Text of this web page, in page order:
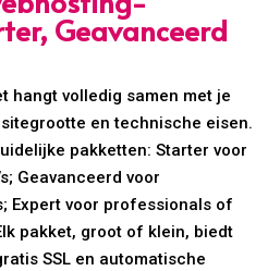
Geavanceerd
hangt volledig samen met je
en technische eisen.
pakketten: Starter voor
Geavanceerd voor
Expert voor professionals of
pakket, groot of klein, biedt
SSL en automatische